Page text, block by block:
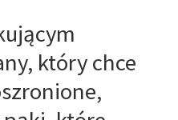
który chce